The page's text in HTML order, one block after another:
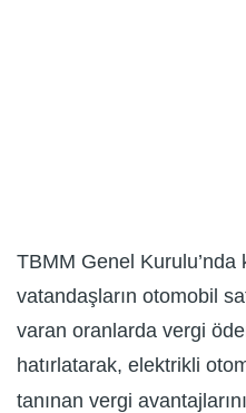
TBMM Genel Kurulu’nda
vatandaşların otomobil
varan oranlarda vergi
hatırlatarak, elektrikli
tanınan vergi